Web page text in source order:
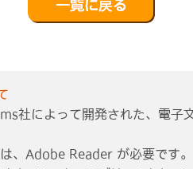
社によって開発された、電子
、Adobe Reader が必要です。